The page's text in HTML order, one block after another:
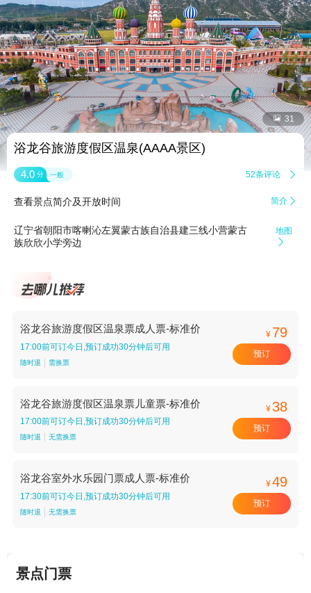
 31
浴龙谷旅游度假区温泉(AAAA景区)
4.0 分 一般 52条评论 
查看景点简介及开放时间 简介 
辽宁省朝阳市喀喇沁左翼蒙古族自治县建三线小营蒙古
族欣欣小学旁边
地图

浴龙谷旅游度假区温泉票成人票-标准价
17:00前可订今日,预订成功30分钟后可用
随时退 需换票
¥ 79
预订
浴龙谷旅游度假区温泉票儿童票-标准价
17:00前可订今日,预订成功30分钟后可用
随时退 无需换票
¥38
预订
浴龙谷室外水乐园门票成人票-标准价
17:30前可订今日,预订成功30分钟后可用
随时退 无需换票
¥49
预订
景点门票
